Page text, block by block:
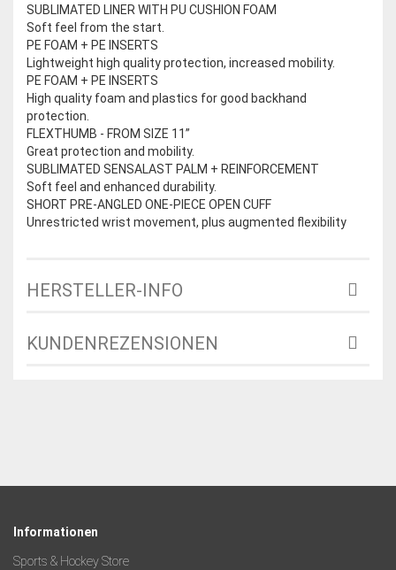
SUBLIMATED LINER WITH PU CUSHION FOAM
Soft feel from the start.
PE FOAM + PE INSERTS
Lightweight high quality protection, increased mobility.
PE FOAM + PE INSERTS
High quality foam and plastics for good backhand
protection.
FLEXTHUMB - FROM SIZE 11”
Great protection and mobility.
SUBLIMATED SENSALAST PALM + REINFORCEMENT
Soft feel and enhanced durability.
SHORT PRE-ANGLED ONE-PIECE OPEN CUFF
Unrestricted wrist movement, plus augmented flexibility
HERSTELLER-INFO
KUNDENREZENSIONEN
Informationen
Sports & Hockey Store